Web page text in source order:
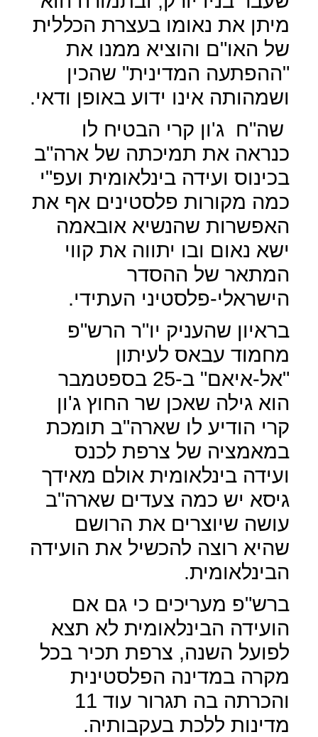
מיתן את נאומו בעצרת הכללית
של האו"ם והוציא ממנו את
"ההפתעה המדינית" שהכין
ושמהותה אינו ידוע באופן ודאי.
שה"ח ג'ון קרי הבטיח לו
כנראה את תמיכתה של ארה"ב
בכינוס ועידה בינלאומית ועפ"י
כמה מקורות פלסטינים אף את
האפשרות שהנשיא אובאמה
ישא נאום ובו יתווה את קווי
המתאר של ההסדר
הישראלי-פלסטיני העתידי.
בראיון שהעניק יו"ר הרש"פ
מחמוד עבאס לעיתון
"אל-איאם" ב-25 בספטמבר
הוא גילה שאכן שר החוץ ג'ון
קרי הודיע לו שארה"ב תומכת
במאמציה של צרפת לכנס
ועידה בינלאומית אולם מאידך
גיסא יש כמה צעדים שארה"ב
עושה שיוצרים את הרושם
שהיא רוצה להכשיל את הועידה
הבינלאומית.
ברש"פ מעריכים כי גם אם
הועידה הבינלאומית לא תצא
לפועל השנה, צרפת תכיר בכל
מקרה במדינה הפלסטינית
והכרתה בה תגרור עוד 11
מדינות ללכת בעקבותיה.